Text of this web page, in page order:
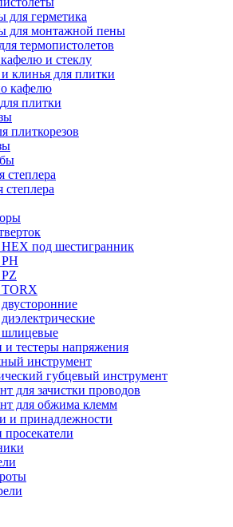
для герметика
для монтажной пены
термопистолетов
и стеклу
клинья для плитки
кафелю
плитки
плиткорезов
степлера
под шестигранник
TORX
шлицевые
тестеры напряжения
инструмент
губцевый инструмент
для зачистки проводов
для обжима клемм
и принадлежности